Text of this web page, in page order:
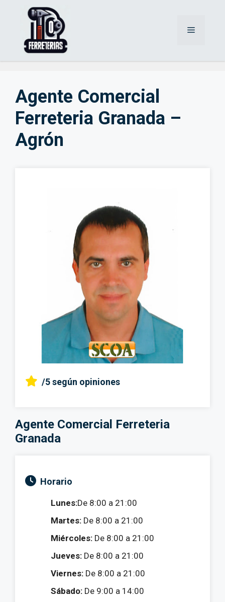
Menú
Agente Comercial
Ferreteria Granada –
Agrón
/5según opiniones
Agente Comercial Ferreteria
Granada
Horario
Lunes:De 8:00 a 21:00
Martes: De 8:00 a 21:00
Miércoles: De 8:00 a 21:00
Jueves: De 8:00 a 21:00
Viernes: De 8:00 a 21:00
Sábado: De 9:00 a 14:00